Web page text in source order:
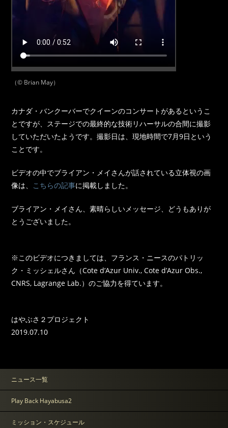
（© Brian May）
カナダ・バンクーバーでクイーンのコンサートがあるというこ
とですが、ステージでの最終的な技術リハーサルの合間に撮影
していただいたようです。撮影日は、現地時間で7月9日という
ことです。
ビデオの中でブライアン・メイさんが話されている立体視の画
像は、 こちらの記事に掲載しました。
ブライアン・メイさん、素晴らしいメッセージ、どうもありが
とうございました。
※このビデオにつきましては、フランス・ニースのパトリッ
ク・ミッシェルさん（Cote d’Azur Univ., Cote d’Azur Obs.,
CNRS, Lagrange Lab.）のご協力を得ています。
はやぶさ２プロジェクト
2019.07.10
ニュース一覧
Play Back Hayabusa2
ミッション・スケジュール